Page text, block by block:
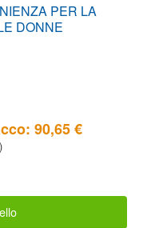
PER LA
DONNE
90,65 €